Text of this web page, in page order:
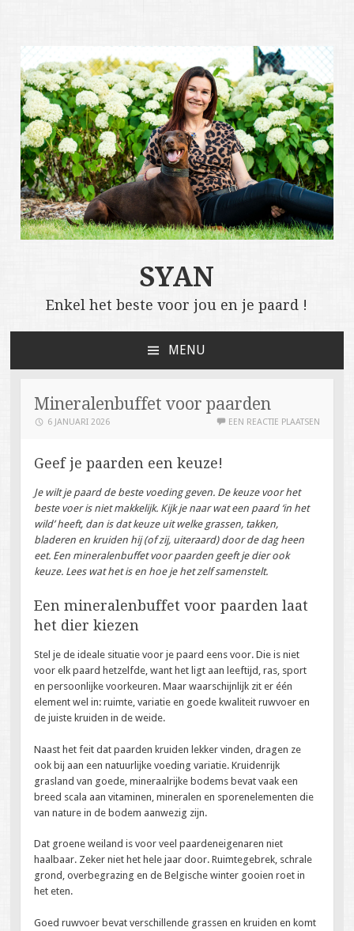
SYAN
Enkel het beste voor jou en je paard !
MENU
INHOUD
SPRINGEN
Mineralenbuffet voor paarden
6 JANUARI 2026 EEN REACTIE PLAATSEN
Geef je paarden een keuze!
Je wilt je paard de beste voeding geven. De keuze voor het
beste voer is niet makkelijk. Kijk je naar wat een paard ‘in het
wild’ heeft, dan is dat keuze uit welke grassen, takken,
bladeren en kruiden hij (of zij, uiteraard) door de dag heen
eet. Een mineralenbuffet voor paarden geeft je dier ook
keuze. Lees wat het is en hoe je het zelf samenstelt.
Een mineralenbuffet voor paarden laat
het dier kiezen
Stel je de ideale situatie voor je paard eens voor. Die is niet
voor elk paard hetzelfde, want het ligt aan leeftijd, ras, sport
en persoonlijke voorkeuren. Maar waarschijnlijk zit er één
element wel in: ruimte, variatie en goede kwaliteit ruwvoer en
de juiste kruiden in de weide.
Naast het feit dat paarden kruiden lekker vinden, dragen ze
ook bij aan een natuurlijke voeding variatie. Kruidenrijk
grasland van goede, mineraalrijke bodems bevat vaak een
breed scala aan vitaminen, mineralen en sporenelementen die
van nature in de bodem aanwezig zijn.
Dat groene weiland is voor veel paardeneigenaren niet
haalbaar. Zeker niet het hele jaar door. Ruimtegebrek, schrale
grond, overbegrazing en de Belgische winter gooien roet in
het eten.
Goed ruwvoer bevat verschillende grassen en kruiden en komt